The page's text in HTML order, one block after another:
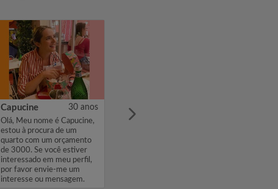
Capucine 30 anos
Olá, Meu nome é Capucine,
estou à procura de um
quarto com um orçamento
de 3000. Se você estiver
interessado em meu perfil,
por favor envie-me um
interesse ou mensagem.